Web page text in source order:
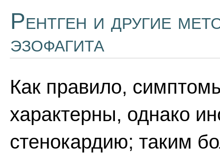
Рентген и другие
эзофагита
Как правило,
характерны, однако
стенокардию; таким